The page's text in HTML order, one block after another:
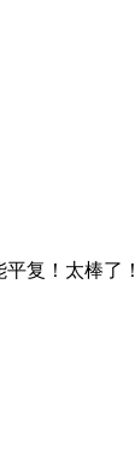
复！太棒了！